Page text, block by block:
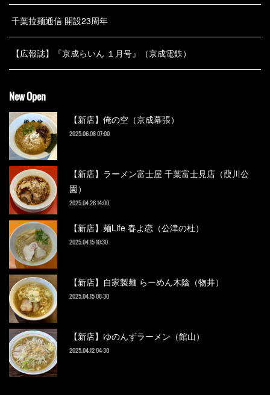
千葉拉麺通信 開設23周年
【広報誌】『京成らいん １月号』（京成電鉄）
New Open
【新店】俺の空（京成幕張）
2025.06.08 07:00
【新店】ラーメン富士屋 千葉富士見店（葭川公
園）
2025.04.26 14:00
【新店】麺Life 春よ恋（公津の杜）
2025.04.15 10:30
【新店】自家製麺 らーめん木陰（物井）
2025.04.15 08:30
【新店】ゆのんずラーメン（館山）
2025.04.12 04:30